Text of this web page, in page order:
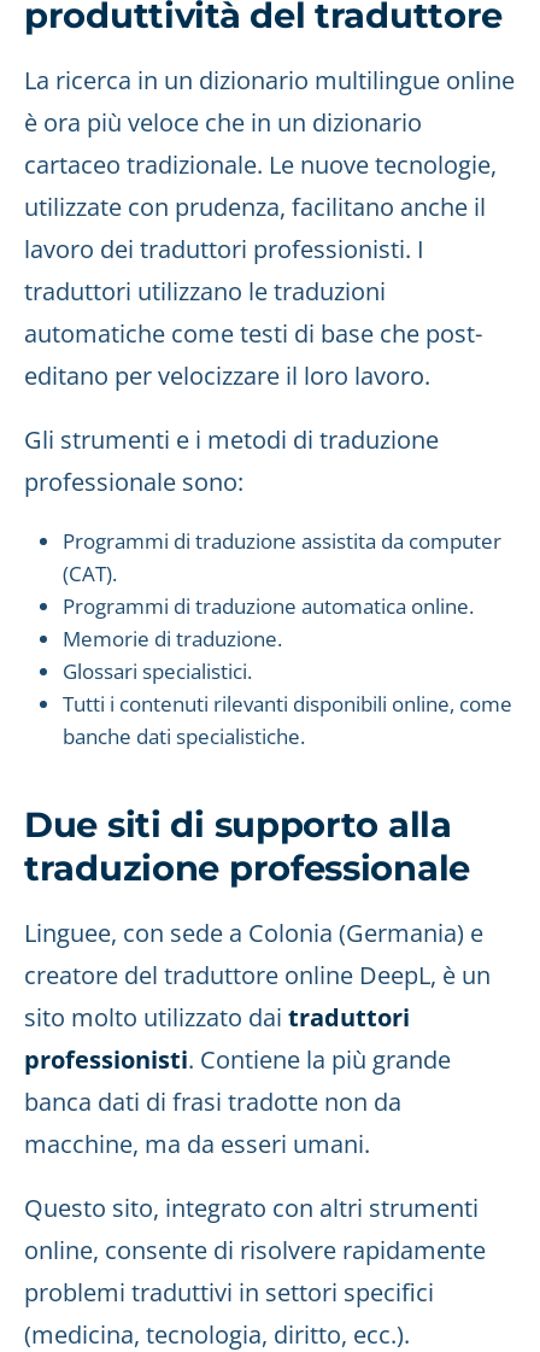
produttività del traduttore
La ricerca in un dizionario multilingue online
è ora più veloce che in un dizionario
cartaceo tradizionale. Le nuove tecnologie,
utilizzate con prudenza, facilitano anche il
lavoro dei traduttori professionisti. I
traduttori utilizzano le traduzioni
automatiche come testi di base che post-
editano per velocizzare il loro lavoro.
Gli strumenti e i metodi di traduzione
professionale sono:
Programmi di traduzione assistita da computer
(CAT).
Programmi di traduzione automatica online.
Memorie di traduzione.
Glossari specialistici.
Tutti i contenuti rilevanti disponibili online, come
banche dati specialistiche.
Due siti di supporto alla
traduzione professionale
Linguee, con sede a Colonia (Germania) e
creatore del traduttore online DeepL, è un
sito molto utilizzato dai traduttori
professionisti. Contiene la più grande
banca dati di frasi tradotte non da
macchine, ma da esseri umani.
Questo sito, integrato con altri strumenti
online, consente di risolvere rapidamente
problemi traduttivi in settori specifici
(medicina, tecnologia, diritto, ecc.).